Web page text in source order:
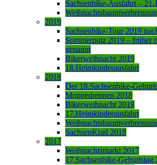
Sachsenbike-Ausfahrt –
2019
Sachsenbike-Tour 2019
Sommerputz 2019 – früher
genannt
Bikerweihnacht 2019
18.Heimkinderausfahrt
2018
Der 18.Sachsenbike-
Moppedrennen 2018
Bikerweihnacht 2018
17.Heimkinderausfahrt
SachsenKrad 2018
2017
Weihnachtsmarkt 2017
17.Sachsenbike-Geburtstag